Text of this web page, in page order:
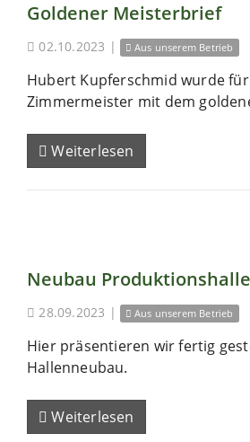
Goldener Meisterbrief
02.10.2023 | Aus unserem Betrieb
Hubert Kupferschmid wurde für
Zimmermeister mit dem
Weiterlesen
Neubau Produktionshalle
28.09.2023 | Aus unserem Betrieb
Hier präsentieren wir fertig
Hallenneubau.
Weiterlesen